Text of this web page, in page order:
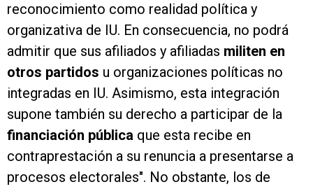
reconocimiento como realidad política y
organizativa de IU. En consecuencia, no podrá
admitir que sus afiliados y afiliadas militen en
otros partidos u organizaciones políticas no
integradas en IU. Asimismo, esta integración
supone también su derecho a participar de la
financiación pública que esta recibe en
contraprestación a su renuncia a presentarse a
procesos electorales". No obstante, los de